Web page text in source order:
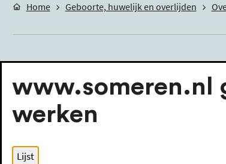
Home Geboorte, huwelijk en overlijden
www.someren.nl
werken
Lijst